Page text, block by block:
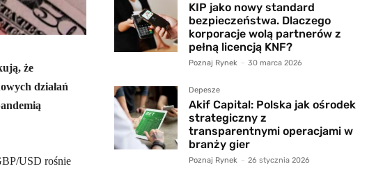
że
działań
USD rośnie
KIP jako nowy standard
bezpieczeństwa. Dlaczego
korporacje wolą partnerów z
pełną licencją KNF?
Poznaj Rynek - 30 marca 2026
Depesze
Akif Capital: Polska jak ośrodek
strategiczny z
transparentnymi operacjami w
branży gier
Poznaj Rynek - 26 stycznia 2026